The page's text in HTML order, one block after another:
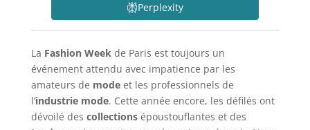
Perplexity
La Fashion Week de Paris est toujours un
événement attendu avec impatience par les
amateurs de modeet les professionnels de
l’industrie mode. Cette année encore, les défilés ont
dévoilé des collectionsépoustouflantes et des